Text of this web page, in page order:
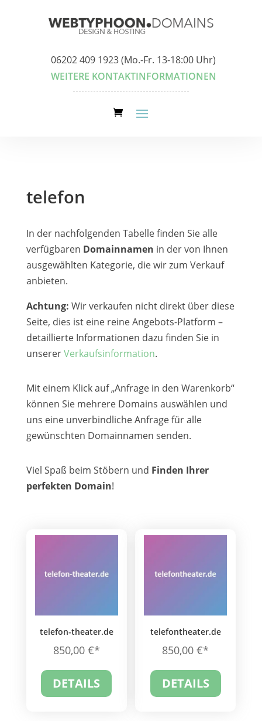
06202 409 1923 (Mo.-Fr. 13-18:00 Uhr)
WEITERE KONTAKTINFORMATIONEN
telefon
In der nachfolgenden Tabelle finden Sie alle
verfügbaren Domainnamen in der von Ihnen
ausgewählten Kategorie, die wir zum Verkauf
anbieten.
Achtung: Wir verkaufen nicht direkt über diese
Seite, dies ist eine reine Angebots-Platform –
detaillierte Informationen dazu finden Sie in
unsererVerkaufsinformation.
Mit einem Klick auf „Anfrage in den Warenkorb“
können Sie mehrere Domains auswählen und
uns eine unverbindliche Anfrage für alle
gewünschten Domainnamen senden.
Viel Spaß beim Stöbern und Finden Ihrer
perfekten Domain!
telefon-theater.de
850,00 €
DETAILS
telefontheater.de
850,00€
DETAILS